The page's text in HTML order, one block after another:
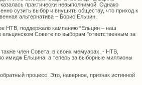
практически невыполнимой. Однако
сузить выбор и внушить обществу, что приход к
альтернатива – Борис Ельцин.
НТВ, поддержало кампанию “Ельцин – наш
Совете по выборам "ответственным за
член Совета, в своих мемуарах. - НТВ,
имидж Ельцина, а теперь за выборные миллионы
процесс. Это, наверное, признак истинной